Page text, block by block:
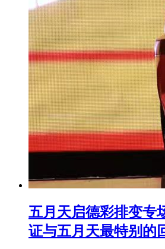
五月天启德彩排变专
证与五月天最特别的